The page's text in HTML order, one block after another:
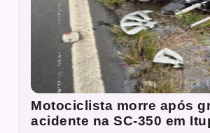
Motociclista morre após
acidente na SC-350 em